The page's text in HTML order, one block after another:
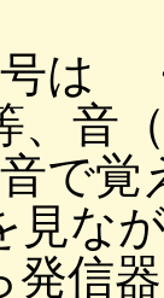
号は
音
で覚
見な
信